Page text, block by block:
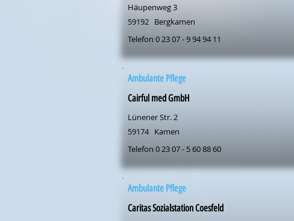
Häupenweg 3
59192 Bergkamen
Telefon 0 23 07 - 9 94 94 11
Ambulante Pflege
Cairful med GmbH
Lünener Str. 2
59174 Kamen
Telefon 0 23 07 - 5 60 88 60
Ambulante Pflege
Caritas Sozialstation Coesfeld